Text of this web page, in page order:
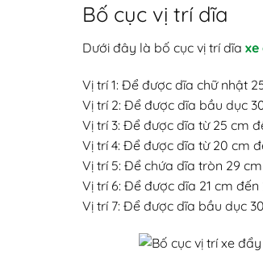
Bố cục vị trí dĩa
Dưới đây là bố cục vị trí dĩa xe
Vị trí 1: Để được dĩa chữ nhật
Vị trí 2: Để được dĩa bầu dục
Vị trí 3: Để được dĩa từ 25 cm
Vị trí 4: Để được dĩa từ 20 cm
Vị trí 5: Để chứa dĩa tròn 29
Vị trí 6: Để được dĩa 21 cm đến
Vị trí 7: Để được dĩa bầu dục